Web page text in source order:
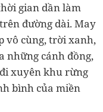
gian dần làm
đường dài. May
vô cùng, trời xanh,
những cánh đồng,
xuyên khu rừng
bình của miền